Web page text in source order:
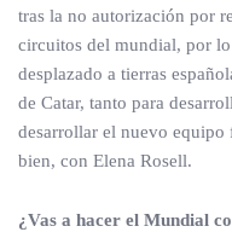
tras la no autorización por
circuitos del mundial, por
desplazado a tierras
de Catar, tanto para
desarrollar el nuevo equipo
bien, con Elena Rosell.
¿Vas a hacer el Mundial